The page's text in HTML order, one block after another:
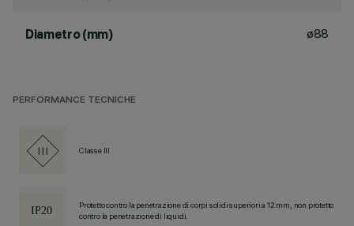
Diametro (mm) ø88
PERFORMANCE TECNICHE
Classe III
Protetto contro la penetrazione di corpi solidi superiori a 12 mm, non protetto
contro la penetrazione di liquidi.